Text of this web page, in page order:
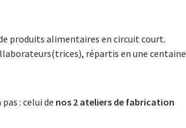
produits alimentaires en circuit court.
répartis en une centaine
: celui de nos 2 ateliers de fabrication